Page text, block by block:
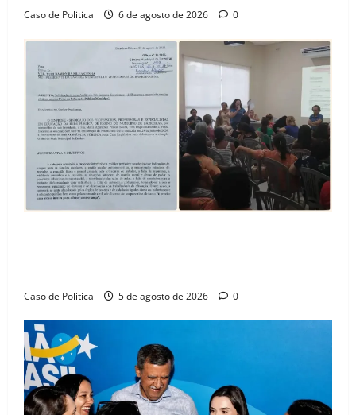
Caso de Politica 6 de agosto de 2026 0
Caso de Politica 5 de agosto de 2026 0